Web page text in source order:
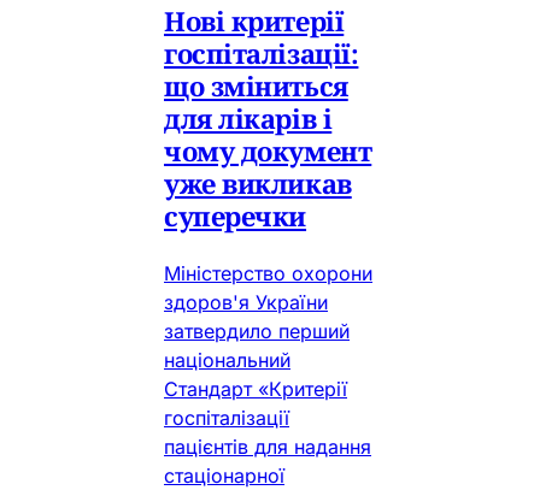
Нові критерії
госпіталізації:
що зміниться
для лікарів і
чому документ
уже викликав
суперечки
Міністерство охорони
здоров'я України
затвердило перший
національний
Стандарт «Критерії
госпіталізації
пацієнтів для надання
стаціонарної